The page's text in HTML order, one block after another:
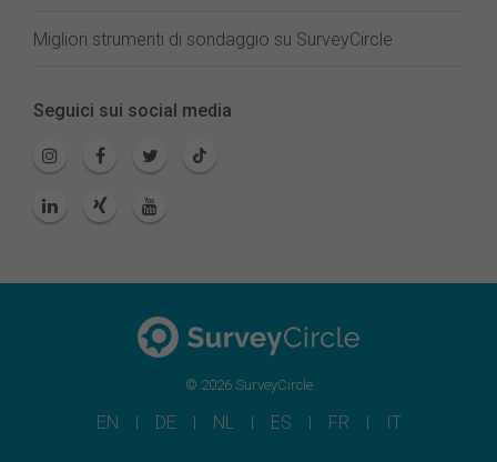
Migliori strumenti di sondaggio su SurveyCircle
Seguici sui social media
© 2026 SurveyCircle
EN DE NL ES FR IT